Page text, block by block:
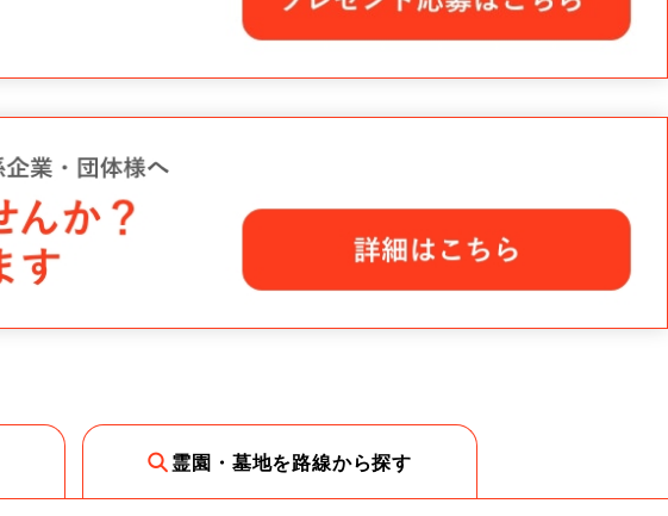
霊園・墓地を路線から探す